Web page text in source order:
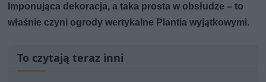
Imponująca dekoracja, a taka prosta w obsłudze – to
właśnie czyni ogrody wertykalne Plantia wyjątkowymi.
To czytają teraz inni